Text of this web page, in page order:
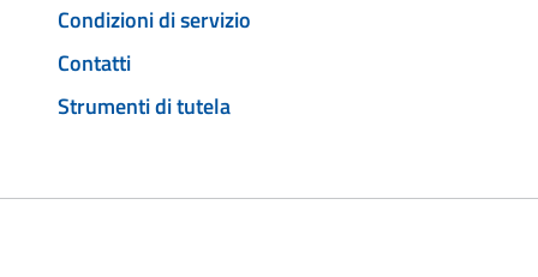
Condizioni di servizio
Contatti
Strumenti di tutela